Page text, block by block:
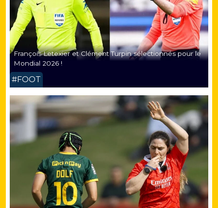
François Letexier et Clément Turpin sélectionnés pour le
Mondial 2026 !
#FOOT